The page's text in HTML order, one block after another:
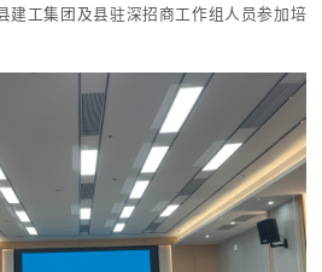
建工集团及县驻深招商工作组人员参加培